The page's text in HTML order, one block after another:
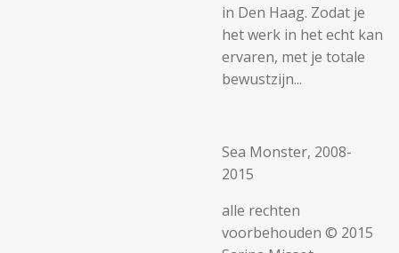
in Den Haag. Zodat je
het werk in het echt kan
ervaren, met je totale
bewustzijn...
Sea Monster, 2008-
2015
alle rechten
voorbehouden © 2015